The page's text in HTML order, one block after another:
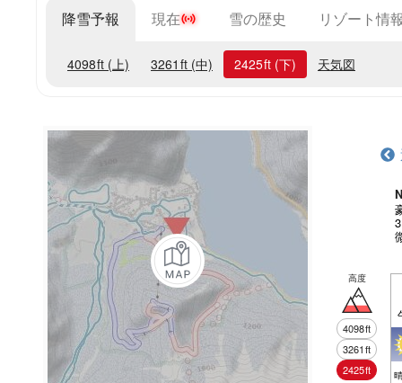
降雪予報 現在 雪の歴史 リゾート情
4098ft (上) 3261 ft (中) 2425ft (下) 天気図
高度
4098ft
3261ft
2425ft